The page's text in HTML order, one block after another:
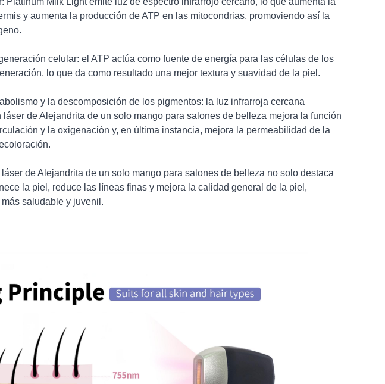
y aumenta la producción de ATP en las mitocondrias, promoviendo así la
celular: el ATP actúa como fuente de energía para las células de los
lo que da como resultado una mejor textura y suavidad de la piel.
y la descomposición de los pigmentos: la luz infrarroja cercana
de Alejandrita de un solo mango para salones de belleza mejora la función
y la oxigenación y, en última instancia, mejora la permeabilidad de la
de Alejandrita de un solo mango para salones de belleza no solo destaca
la piel, reduce las líneas finas y mejora la calidad general de la piel,
saludable y juvenil.